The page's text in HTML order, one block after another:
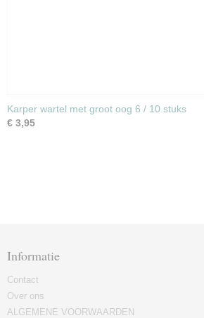
Karper wartel met groot oog 6 / 10 stuks
€ 3,95
Informatie
Contact
Over ons
ALGEMENE VOORWAARDEN